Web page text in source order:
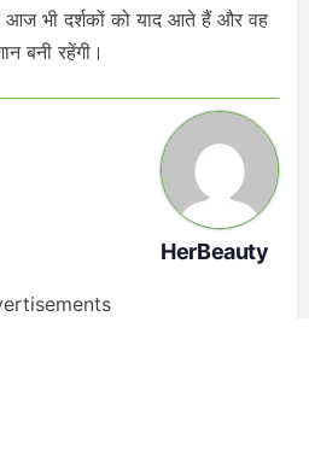
आज भी दर्शकों को याद आते हैं और वह
बनी रहेंगी।
HerBeauty